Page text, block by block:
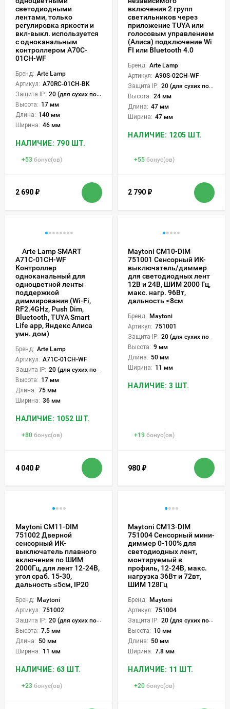
светодиодными
лентами, только
регулировка яркости и
вкл-выкл. используется
с одноканальным
контроллером A70C-
01CH-WF
Бренд: Arte Lamp
Артикул: A70RC-01CH-BK
Защита IP: 20 (для сухих пом.)
Высота: 17 мм
Длина: 140 мм
Ширина: 46 мм
НАЛИЧИЕ: 790 ШТ.
+53 бонус(ов)
2 690 ₽
включения 2 групп
светильников через
приложение TUYA или
голосовым управлением
(Алиса) подключение Wi
FI или Bluetooth 4.0
Бренд: Arte Lamp
Артикул: A90S-02CH-WF
Защита IP: 20 (для сухих пом.)
Высота: 24 мм
Длина: 47 мм
Ширина: 47 мм
НАЛИЧИЕ: 1205 ШТ.
+55 бонус(ов)
2 790 ₽
Arte Lamp SMART
A71C-01CH-WF
Контроллер
одноканальный для
одноцветной ленты
поддержкой
диммирования (Wi-Fi,
RF2.4GHz, Push Dim,
Bluetooth, TUYA Smart
Life app, Яндекс Алиса
умн. дом)
Бренд: Arte Lamp
Артикул: A71C-01CH-WF
Защита IP: 20 (для сухих пом.)
Высота: 17 мм
Длина: 75 мм
Ширина: 36 мм
НАЛИЧИЕ: 1052 ШТ.
+80 бонус(ов)
4 040 ₽
Maytoni CM10-DIM
751001 Сенсорный ИК-
выключатель/диммер
для светодиодных лент
12В и 24В, ШИМ 2000 Гц,
макс. нагр. 96Вт,
дальность ≤8см
Бренд: Maytoni
Артикул: 751001
Защита IP: 20 (для сухих пом.)
Высота: 9 мм
Длина: 50 мм
Ширина: 11 мм
НАЛИЧИЕ: 3 ШТ.
+19 бонус(ов)
980 ₽
Maytoni CM11-DIM
751002 Дверной
сенсорный ИК-
выключатель плавного
включения по ШИМ
2000Гц, для лент 12-24В,
угол сраб. 15-30,
дальность ≤5см, IP20
Бренд: Maytoni
Артикул: 751002
Защита IP: 20 (для сухих пом.)
Высота: 7.5 мм
Длина: 50 мм
Ширина: 11 мм
НАЛИЧИЕ: 63 ШТ.
+23 бонус(ов)
Maytoni CM13-DIM
751004 Сенсорный мини-
диммер 0-100% для
светодиодных лент,
монтируемый в
профиль, 12-24В, макс.
нагрузка 36Вт и 72вт,
ШИМ 128Гц
Бренд: Maytoni
Артикул: 751004
Защита IP: 20 (для сухих пом.)
Высота: 10 мм
Длина: 50 мм
Ширина: 7.8 мм
НАЛИЧИЕ: 11 ШТ.
+20 бонус(ов)